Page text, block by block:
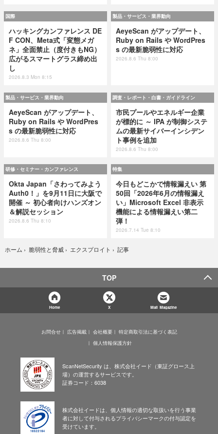
国際
ハッキングカンファレンス DE
F CON、Meta式「変態メガ
ネ」全面禁止（度付きもNG）
広がるスマートグラス締め出
し
2026.8.3 Mon 8:15
製品・サービス・業界動向
AeyeScan がアップデート、
Ruby on Rails や WordPres
s の最新脆弱性に対応
2026.8.6 Thu 8:00
製品・サービス・業界動向
AeyeScan がアップデート、
Ruby on Rails や WordPres
s の最新脆弱性に対応
2026.8.6 Thu 8:00
調査・レポート・白書・ガイドライン
市民プールやエネルギー企業
が標的に ～ IPA が制御システ
ムの最新サイバーインシデン
ト事例を追加
2026.8.6 Thu 8:00
研修・セミナー・カンファレンス
Okta Japan「さわってみよう
Auth0！」を9月11日に大阪で
開催 ～ 初心者向けハンズオン
＆解説セッション
2026.8.6 Thu 8:10
特集
今日もどこかで情報漏えい 第
50回「2026年6月の情報漏え
い」Microsoft Excel 非表示
機能による情報漏えい第二
弾！
2026.7.14 Tue 8:10
ホーム › 脆弱性と脅威 › エクスプロイト › 記事
TOP
Home X Mail Magazine
お問合せ 広告掲載 会社概要
特定商取引法に基づく表記
個人情報保護方針
ScanNetSecurity は、株式会社イード（東証グロース上
場）の運営するサービスです。
証券コード：6038
株式会社イードは、個人情報の適切な取扱いを行う事業
者に対して付与されるプライバシーマークの付与認定を
受けています。